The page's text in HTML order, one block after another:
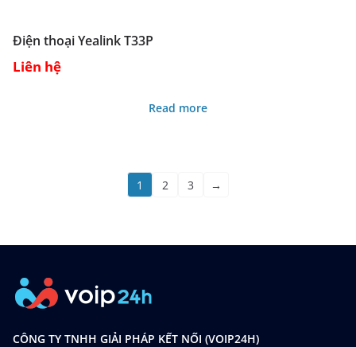
Điện thoại Yealink T33P
Liên hệ
Read more
1 2 3 →
CÔNG TY TNHH GIẢI PHÁP KẾT NỐI (VOIP24H)